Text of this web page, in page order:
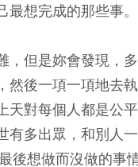
最想完成的那些事。
，但是妳會發現，
然後一項一項地去
天對每個人都是公
有多出眾，和別人
後想做而沒做的事情